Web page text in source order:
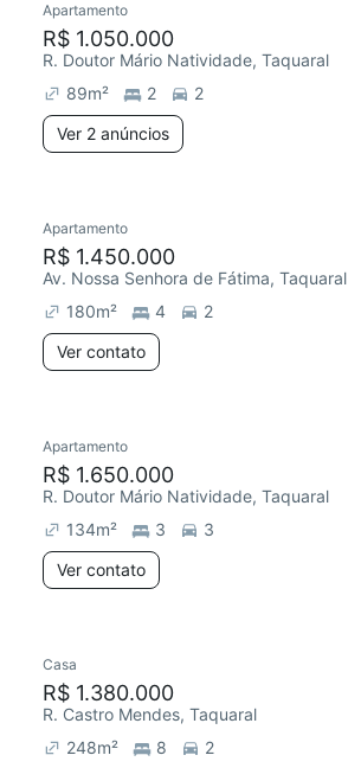
Redecorar
Apartamento
R$ 1.050.000
R. Doutor Mário Natividade, Taquaral
89m² 2
2
Ver 2 anúncios
Redecorar
Apartamento
R$ 1.450.000
Av. Nossa Senhora de Fátima, Taquaral
180m² 4
2
Ver contato
Redecorar
Apartamento
R$ 1.650.000
R. Doutor Mário Natividade, Taquaral
134m² 3
3
Ver contato
Casa
R$ 1.380.000
R. Castro Mendes, Taquaral
248m² 8
2